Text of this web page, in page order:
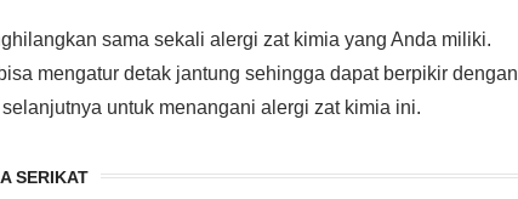
sama sekali alergi zat kimia yang Anda miliki.
mengatur detak jantung sehingga dapat berpikir dengan
untuk menangani alergi zat kimia ini.
SERIKAT